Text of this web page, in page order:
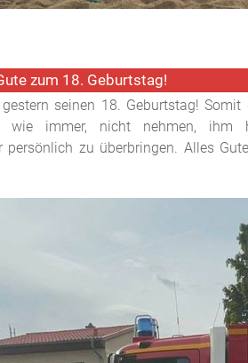
zum 18. Geburtstag!
gestern seinen 18. Geburtstag!
immer, nicht nehmen, ihm
persönlich zu überbringen. Alles